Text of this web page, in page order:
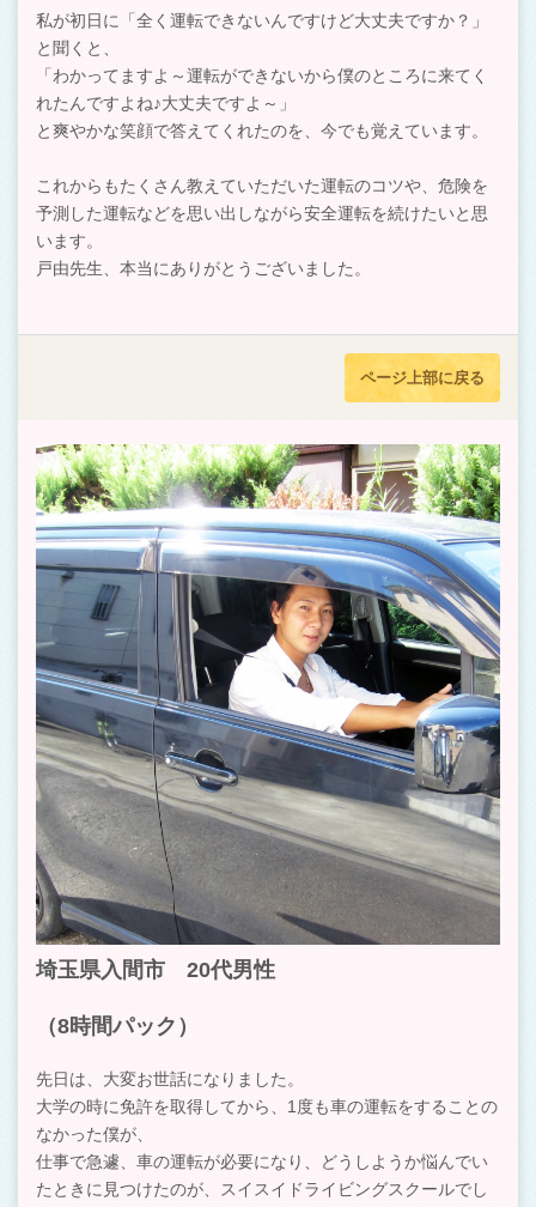
私が初日に「全く運転できないんですけど大丈夫ですか？」
と聞くと、
「わかってますよ～運転ができないから僕のところに来てく
れたんですよね♪大丈夫ですよ～」
と爽やかな笑顔で答えてくれたのを、今でも覚えています。
これからもたくさん教えていただいた運転のコツや、危険を
予測した運転などを思い出しながら安全運転を続けたいと思
います。
戸由先生、本当にありがとうございました。
ページ上部に戻る
埼玉県入間市 20代男性
（8時間パック）
先日は、大変お世話になりました。
大学の時に免許を取得してから、1度も車の運転をすることの
なかった僕が、
仕事で急遽、車の運転が必要になり、どうしようか悩んでい
たときに見つけたのが、スイスイドライビングスクールでし